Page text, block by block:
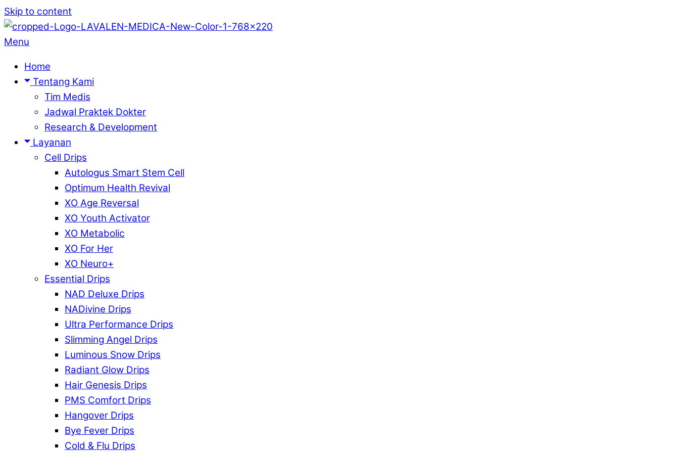
Skip to content
Menu
Home
Tentang Kami
Tim Medis
Jadwal Praktek Dokter
Research & Development
Layanan
Cell Drips
Autologus Smart Stem Cell
Optimum Health Revival
XO Age Reversal
XO Youth Activator
XO Metabolic
XO For Her
XO Neuro+
Essential Drips
NAD Deluxe Drips
NADivine Drips
Ultra Performance Drips
Slimming Angel Drips
Luminous Snow Drips
Radiant Glow Drips
Hair Genesis Drips
PMS Comfort Drips
Hangover Drips
Bye Fever Drips
Cold & Flu Drips